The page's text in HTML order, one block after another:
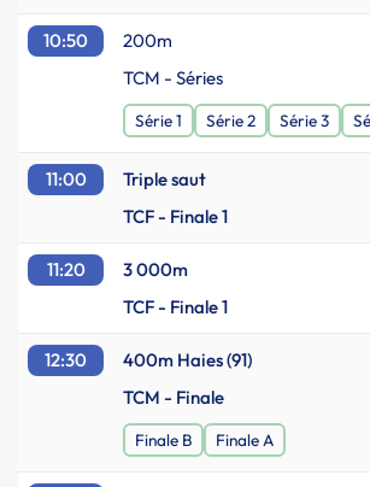
10:50 200m
TCM - Séries
Série 1 Série 2 Série 3
11:00 Triple saut
TCF - Finale 1
11:20 3 000m
TCF - Finale 1
12:30 400m Haies (91)
TCM - Finale
Finale B Finale A